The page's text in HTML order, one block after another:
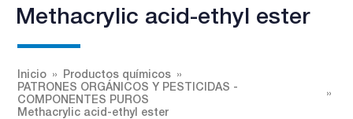
Methacrylic acid-ethyl ester
Inicio
Productos químicos
PATRONES ORGÁNICOS Y PESTICIDAS -
COMPONENTES PUROS
Methacrylic acid-ethyl ester